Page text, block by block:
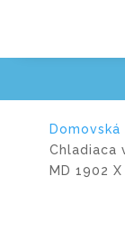
Domovská
Chladiaca
MD 1902 X